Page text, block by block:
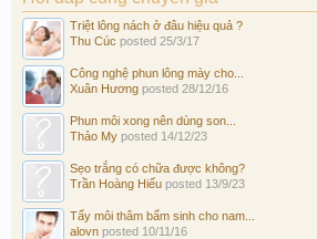
Triệt lông nách ở đâu hiệu quả ?
Thu Cúc posted 25/3/17
Công nghệ phun lông mày cho...
Xuân Hương posted 28/12/16
Phun môi xong nên dùng son...
Thảo My posted 14/12/23
Sẹo trắng có chữa được không?
Trần Hoàng Hiếu posted 13/9/23
Tẩy môi thâm bẩm sinh cho nam...
alovn posted 10/11/16